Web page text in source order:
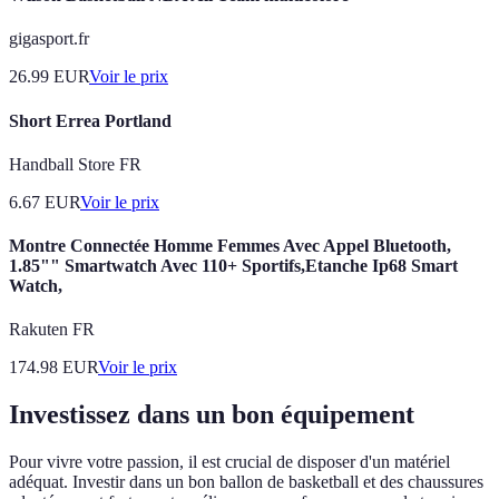
gigasport.fr
26.99 EURVoir le prix
Short Errea Portland
Handball Store FR
6.67 EURVoir le prix
Montre Connectée Homme Femmes Avec Appel Bluetooth,
1.85"" Smartwatch Avec 110+ Sportifs,Etanche Ip68 Smart
Watch,
Rakuten FR
174.98 EURVoir le prix
Investissez dans un bon équipement
Pour vivre votre passion, il est crucial de disposer d'un matériel
adéquat. Investir dans un bon ballon de basketball et des chaussures